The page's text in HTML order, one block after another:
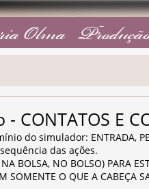
Olma
CONTATOS E
do simulador: ENTRADA,
das ações.
BOLSA, NO BOLSO) PARA
SOMENTE O QUE A CABEÇA